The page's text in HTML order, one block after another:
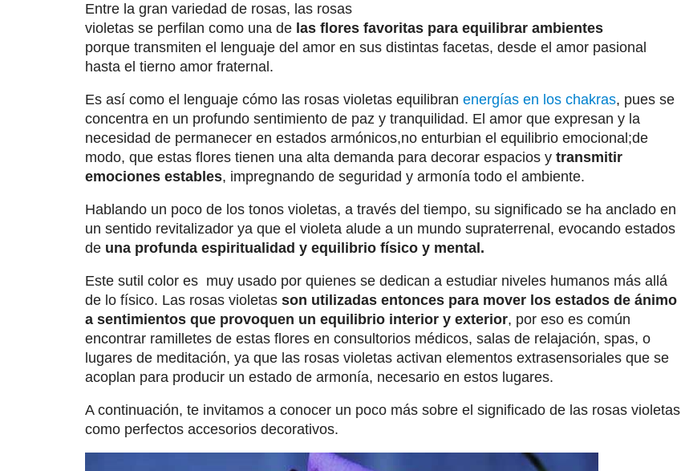
Entre la gran variedad de rosas, las rosas
violetas se perfilan como una de las flores favoritas para equilibrar ambientes
porque transmiten el lenguaje del amor en sus distintas facetas, desde el amor pasional
hasta el tierno amor fraternal.
Es así como el lenguaje cómo las rosas violetas equilibran energías en los chakras, pues se
concentra en un profundo sentimiento de paz y tranquilidad. El amor que expresan y la
necesidad de permanecer en estados armónicos,no enturbian el equilibrio emocional;de
modo, que estas flores tienen una alta demanda para decorar espacios y transmitir
emociones estables, impregnando de seguridad y armonía todo el ambiente.
Hablando un poco de los tonos violetas, a través del tiempo, su significado se ha anclado en
un sentido revitalizador ya que el violeta alude a un mundo supraterrenal, evocando estados
de una profunda espiritualidad y equilibrio físico y mental.
Este sutil color es muy usado por quienes se dedican a estudiar niveles humanos más allá
de lo físico. Las rosas violetas son utilizadas entonces para mover los estados de ánimo
a sentimientos que provoquen un equilibrio interior y exterior, por eso es común
encontrar ramilletes de estas flores en consultorios médicos, salas de relajación, spas, o
lugares de meditación, ya que las rosas violetas activan elementos extrasensoriales que se
acoplan para producir un estado de armonía, necesario en estos lugares.
A continuación, te invitamos a conocer un poco más sobre el significado de las rosas violetas
como perfectos accesorios decorativos.